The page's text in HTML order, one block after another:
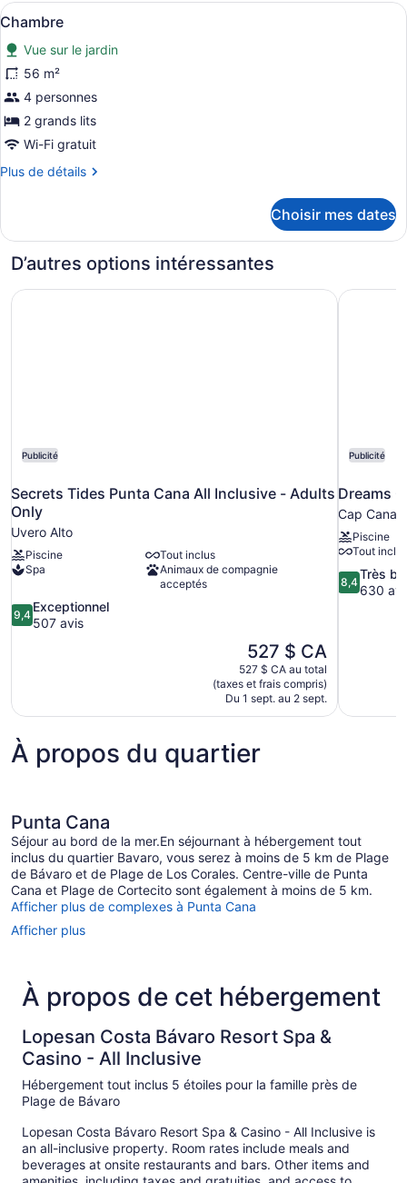
Afficher
toutes
les
photos
pour
ce
type
chambre :
Une chambre d’hôtel avec deux
3
Chambre
Vue sur le jardin
56 m²
4 personnes
2 grands lits
Wi-Fi gratuit
Plus de détails
Plus
Chambre
Choisir mes dates
D’autres options intéressantes
Publicité
Secrets Tides Punta Cana All Inclusive - Adults
Only
Uvero Alto
Piscine
Tout inclus
Spa
Animaux de compagnie
acceptés
9.4
sur
9,4
Exceptionnel
507 avis
Le
prix
est
de
527 $ CA
527 $ CA
527 $ CA au total
(taxes et frais compris)
Du 1 sept. au 2 sept.
Secrets Tides Punta Cana All Inclusive - Adults Only
Publicité
Dreams
Cap Cana
Piscine
Tout inclus
8.4
sur
8,4
Très
630
Dreams
À propos du quartier
Punta Cana
Séjour au bord de la mer.En séjournant à hébergement tout
inclus du quartier Bavaro, vous serez à moins de 5 km de Plage
de Bávaro et de Plage de Los Corales. Centre-ville de Punta
Cana et Plage de Cortecito sont également à moins de 5 km.
Afficher plus de complexes à Punta Cana
Afficher plus
À propos de cet hébergement
Lopesan Costa Bávaro Resort Spa &
Casino - All Inclusive
Hébergement tout inclus 5 étoiles pour la famille près de
Plage de Bávaro
Lopesan Costa Bávaro Resort Spa & Casino - All Inclusive is
an all-inclusive property. Room rates include meals and
beverages at onsite restaurants and bars. Other items and